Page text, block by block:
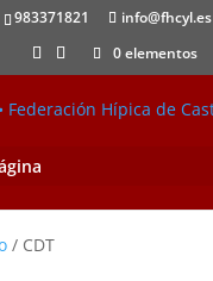
983371821
info@fhcyl.es
0 elementos
/ CDT